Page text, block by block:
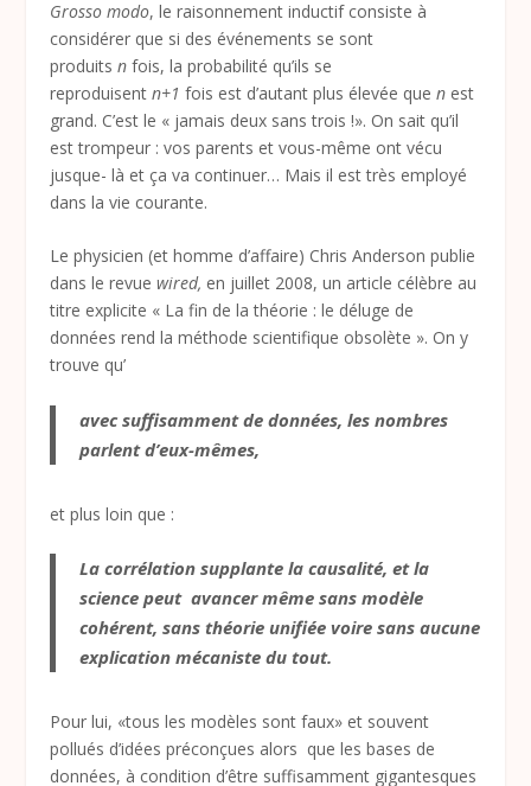
Grosso modo, le raisonnement inductif consiste à
considérer que si des événements se sont
produitsn fois, la probabilité qu’ils se
reproduisentn+1 fois est d’autant plus élevée quen est
grand. C’est le « jamais deux sans trois !». On sait qu’il
est trompeur : vos parents et vous-même ont vécu
jusque- là et ça va continuer… Mais il est très employé
dans la vie courante.
Le physicien (et homme d’affaire) Chris Anderson publie
dans le revuewired, en juillet 2008, un article célèbre au
titre explicite « La fin de la théorie : le déluge de
données rend la méthode scientifique obsolète ». On y
trouve qu’
avec suffisamment de données, les nombres
parlent d’eux-mêmes,
et plus loin que :
La corrélation supplante la causalité, et la
science peut avancer même sans modèle
cohérent, sans théorie unifiée voire sans aucune
explication mécaniste du tout.
Pour lui, «tous les modèles sont faux» et souvent
pollués d’idées préconçues alors que les bases de
données, à condition d’être suffisamment gigantesques